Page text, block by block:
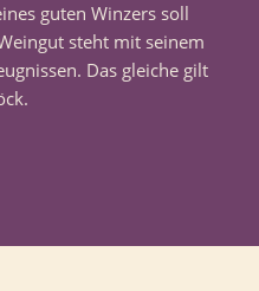
guten Winzers soll
steht mit seinem
Das gleiche gilt